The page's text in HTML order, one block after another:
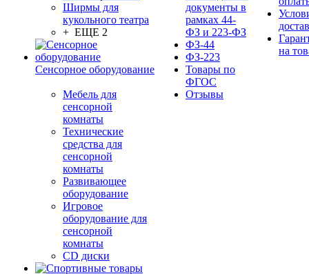
Ширмы для
кукольного театра
+ ЕЩЕ 2
Сенсорное оборудование
Мебель для
сенсорной
комнаты
Технические
средства для
сенсорной
комнаты
Развивающее
оборудование
Игровое
оборудование для
сенсорной
комнаты
CD диски
документы в
рамках 44-
ФЗ и 223-ФЗ
ФЗ-44
ФЗ-223
Товары по
ФГОС
Отзывы
на